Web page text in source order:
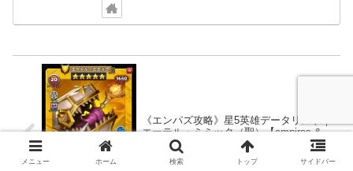
《エンパズ攻略》星5英雄データリスト｜
エーテル・ミミック（聖）【empires &
puzzles】
メニュー ホーム 検索 トップ サイドバー